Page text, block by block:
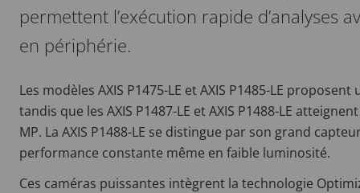
permettent l’exécution rapide d’analyses
en périphérie.
Les modèles AXIS P1475-LE et AXIS P1485-LE
tandis que les AXIS P1487-LE et AXIS P1488-LE
MP. La AXIS P1488-LE se distingue par son grand
performance constante même en faible luminosité.
Ces caméras puissantes intègrent la technologie